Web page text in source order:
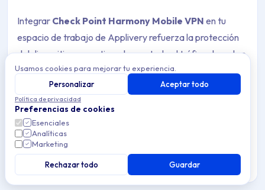
Integrar Check Point Harmony Mobile VPN en tu
espacio de trabajo de Applivery refuerza la protección
del dispositivo garantizando que todo el tráfico de red se
enruta de forma segura a través de la infraestructura de
confianza de Check Point.
Lafunción VPNañade una capa de seguridad crítica a
las capacidades de prevención de amenazas de
Harmony Mobile, ayudando a proteger a los usuarios de
conexiones maliciosas o no seguras incluso cuando están
Usamos cookies para mejorar tu experiencia.
Personalizar
Aceptar todo
Política de privacidad
Preferencias de cookies
Esenciales
Analíticas
Marketing
Rechazar todo Guardar